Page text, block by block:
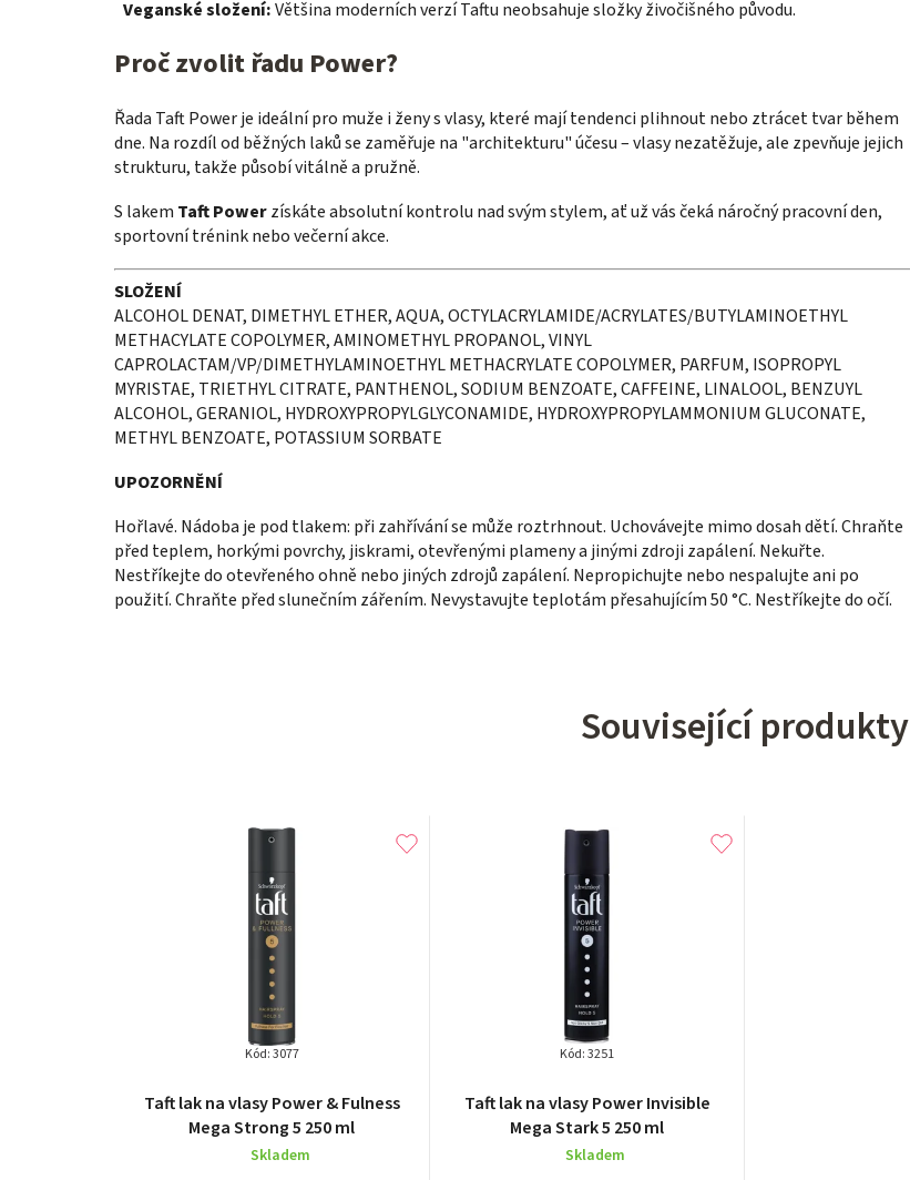
Veganské složení:Většina moderních verzí Taftu neobsahuje složky živočišného původu.
Proč zvolit řadu Power?
Řada Taft Power je ideální pro muže i ženy s vlasy, které mají tendenci plihnout nebo ztrácet tvar během
dne. Na rozdíl od běžných laků se zaměřuje na "architekturu" účesu – vlasy nezatěžuje, ale zpevňuje jejich
strukturu, takže působí vitálně a pružně.
S lakem Taft Powerzískáte absolutní kontrolu nad svým stylem, ať už vás čeká náročný pracovní den,
sportovní trénink nebo večerní akce.
SLOŽENÍ
ALCOHOL DENAT, DIMETHYL ETHER, AQUA, OCTYLACRYLAMIDE/ACRYLATES/BUTYLAMINOETHYL
METHACYLATE COPOLYMER, AMINOMETHYL PROPANOL, VINYL
CAPROLACTAM/VP/DIMETHYLAMINOETHYL METHACRYLATE COPOLYMER, PARFUM, ISOPROPYL
MYRISTAE, TRIETHYL CITRATE, PANTHENOL, SODIUM BENZOATE, CAFFEINE, LINALOOL, BENZUYL
ALCOHOL, GERANIOL, HYDROXYPROPYLGLYCONAMIDE, HYDROXYPROPYLAMMONIUM GLUCONATE,
METHYL BENZOATE, POTASSIUM SORBATE
UPOZORNĚNÍ
Hořlavé. Nádoba je pod tlakem: při zahřívání se může roztrhnout. Uchovávejte mimo dosah dětí. Chraňte
před teplem, horkými povrchy, jiskrami, otevřenými plameny a jinými zdroji zapálení. Nekuřte.
Nestříkejte do otevřeného ohně nebo jiných zdrojů zapálení. Nepropichujte nebo nespalujte ani po
použití. Chraňte před slunečním zářením. Nevystavujte teplotám přesahujícím 50 °C. Nestříkejte do očí.
Související produkty
Taft lak na vlasy Power & Fulness
Mega Strong 5 250 ml
Skladem
Kód:3077
Taft lak na vlasy Power Invisible
Mega Stark 5 250 ml
hodnocení
produktu
je
Skladem
Kód:3251